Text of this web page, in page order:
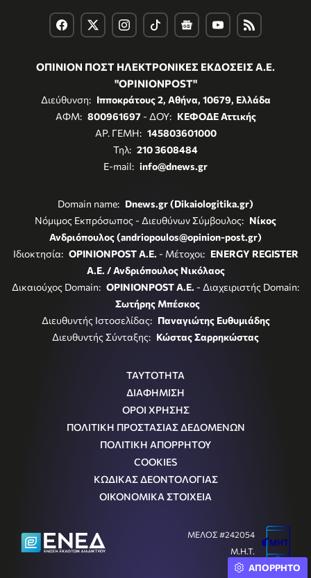
ΟΠΙΝΙΟΝ ΠΟΣΤ ΗΛΕΚΤΡΟΝΙΚΕΣ ΕΚΔΟΣΕΙΣ Α.Ε.
"OPINIONPOST"
Διεύθυνση: Ιπποκράτους 2, Αθήνα, 10679, Ελλάδα
ΑΦΜ: 800961697- ΔΟΥ: ΚΕΦΟΔΕ Αττικής
ΑΡ. ΓΕΜΗ: 145803601000
Τηλ: 210 3608484
E-mail: info@dnews.gr
Domain name: Dnews.gr (Dikaiologitika.gr)
Νόμιμος Εκπρόσωπος - Διευθύνων Σύμβουλος: Νίκος
Ανδριόπουλος (andriopoulos@opinion-post.gr)
Ιδιοκτησία: OPINIONPOST A.E. - Μέτοχοι: ENERGY REGISTER
Α.Ε. / Ανδριόπουλος Νικόλαος
Δικαιούχος Domain: OPINIONPOST A.E. - Διαχειριστής Domain:
Σωτήρης Μπέσκος
Διευθυντής Ιστοσελίδας: Παναγιώτης Ευθυμιάδης
Διευθυντής Σύνταξης: Κώστας Σαρρηκώστας
ΤΑΥΤΟΤΗΤΑ
ΔΙΑΦΗΜΙΣΗ
ΟΡΟΙ ΧΡΗΣΗΣ
ΠΟΛΙΤΙΚΗ ΠΡΟΣΤΑΣΙΑΣ ΔΕΔΟΜΕΝΩΝ
ΠΟΛΙΤΙΚΗ ΑΠΟΡΡΗΤΟΥ
COOKIES
ΚΩΔΙΚΑΣ ΔΕΟΝΤΟΛΟΓΙΑΣ
ΟΙΚΟΝΟΜΙΚΑ ΣΤΟΙΧΕΙΑ
ΜΕΛΟΣ #242054
Μ.Η.Τ.
ΑΠΟΡΡΗΤΟ